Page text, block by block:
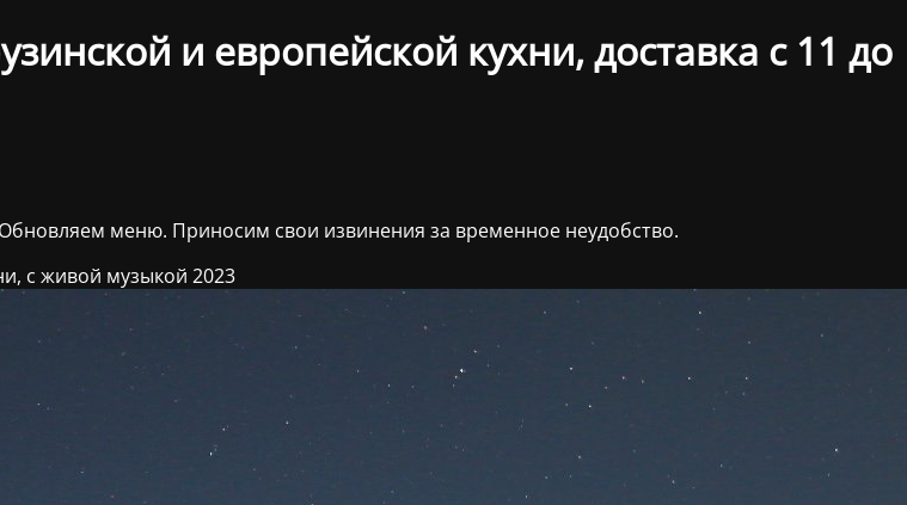
и европейской кухни, доставка с 11 до
меню. Приносим свои извинения за временное неудобство.
с живой музыкой 2023